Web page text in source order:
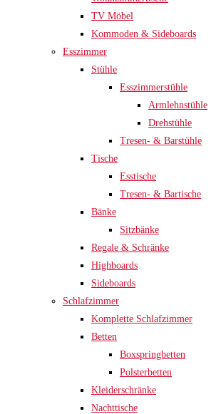
TV Möbel
Kommoden & Sideboards
Esszimmer
Stühle
Esszimmerstühle
Armlehnstühle
Drehstühle
Tresen- & Barstühle
Tische
Esstische
Tresen- & Bartische
Bänke
Sitzbänke
Regale & Schränke
Highboards
Sideboards
Schlafzimmer
Komplette Schlafzimmer
Betten
Boxspringbetten
Polsterbetten
Kleiderschränke
Nachttische